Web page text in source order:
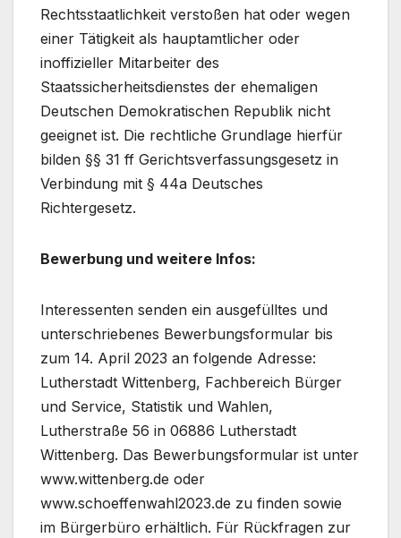
Rechtsstaatlichkeit verstoßen hat oder wegen
einer Tätigkeit als hauptamtlicher oder
inoffizieller Mitarbeiter des
Staatssicherheitsdienstes der ehemaligen
Deutschen Demokratischen Republik nicht
geeignet ist. Die rechtliche Grundlage hierfür
bilden §§ 31 ff Gerichtsverfassungsgesetz in
Verbindung mit § 44a Deutsches
Richtergesetz.
Bewerbung und weitere Infos:
Interessenten senden ein ausgefülltes und
unterschriebenes Bewerbungsformular bis
zum 14. April 2023 an folgende Adresse:
Lutherstadt Wittenberg, Fachbereich Bürger
und Service, Statistik und Wahlen,
Lutherstraße 56 in 06886 Lutherstadt
Wittenberg. Das Bewerbungsformular ist unter
www.wittenberg.de oder
www.schoeffenwahl2023.de zu finden sowie
im Bürgerbüro erhältlich. Für Rückfragen zur